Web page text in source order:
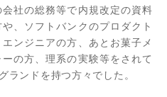
社の総務等で内規改定の資料
、ソフトバンクのプロダクト
ンジニアの方、あとお菓子メ
の方、理系の実験等をされて
ランドを持つ方々でした。